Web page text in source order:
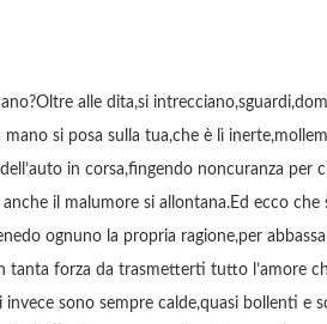
alle dita,si
si posa sulla tua,che è lì
in corsa,fingendo noncuranza
il malumore si allontana.Ed ecco
ognuno la propria ragione,per
tanta forza da trasmetterti tutto l’amore
invece sono sempre calde,quasi bollenti e